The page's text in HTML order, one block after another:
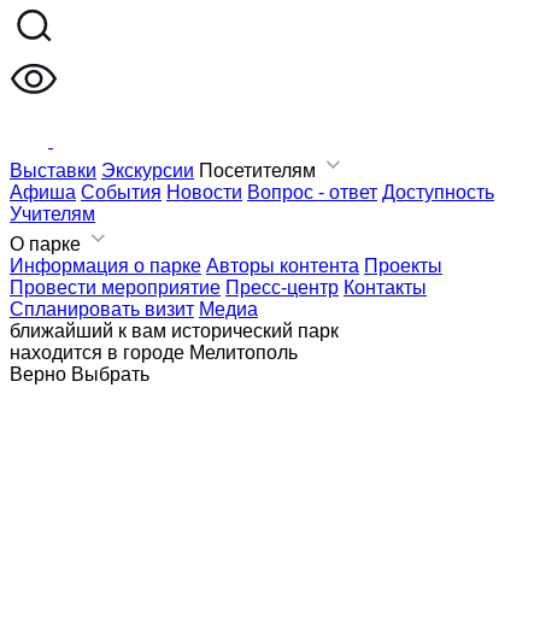
Выставки Экскурсии Посетителям
Афиша События Новости Вопрос - ответ Доступность
Учителям
О парке
Информация о парке Авторы контента Проекты
Провести мероприятие Пресс-центр Контакты
Спланировать визит Медиа
ближайший к вам исторический парк
находится в городе Мелитополь
Верно Выбрать